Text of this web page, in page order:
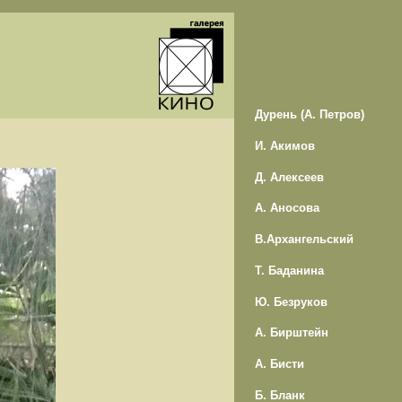
Дурень (А. Петров)
И. Акимов
Д. Алексеев
А. Аносова
В.Архангельский
Т. Баданина
Ю. Безруков
А. Бирштейн
А. Бисти
Б. Бланк